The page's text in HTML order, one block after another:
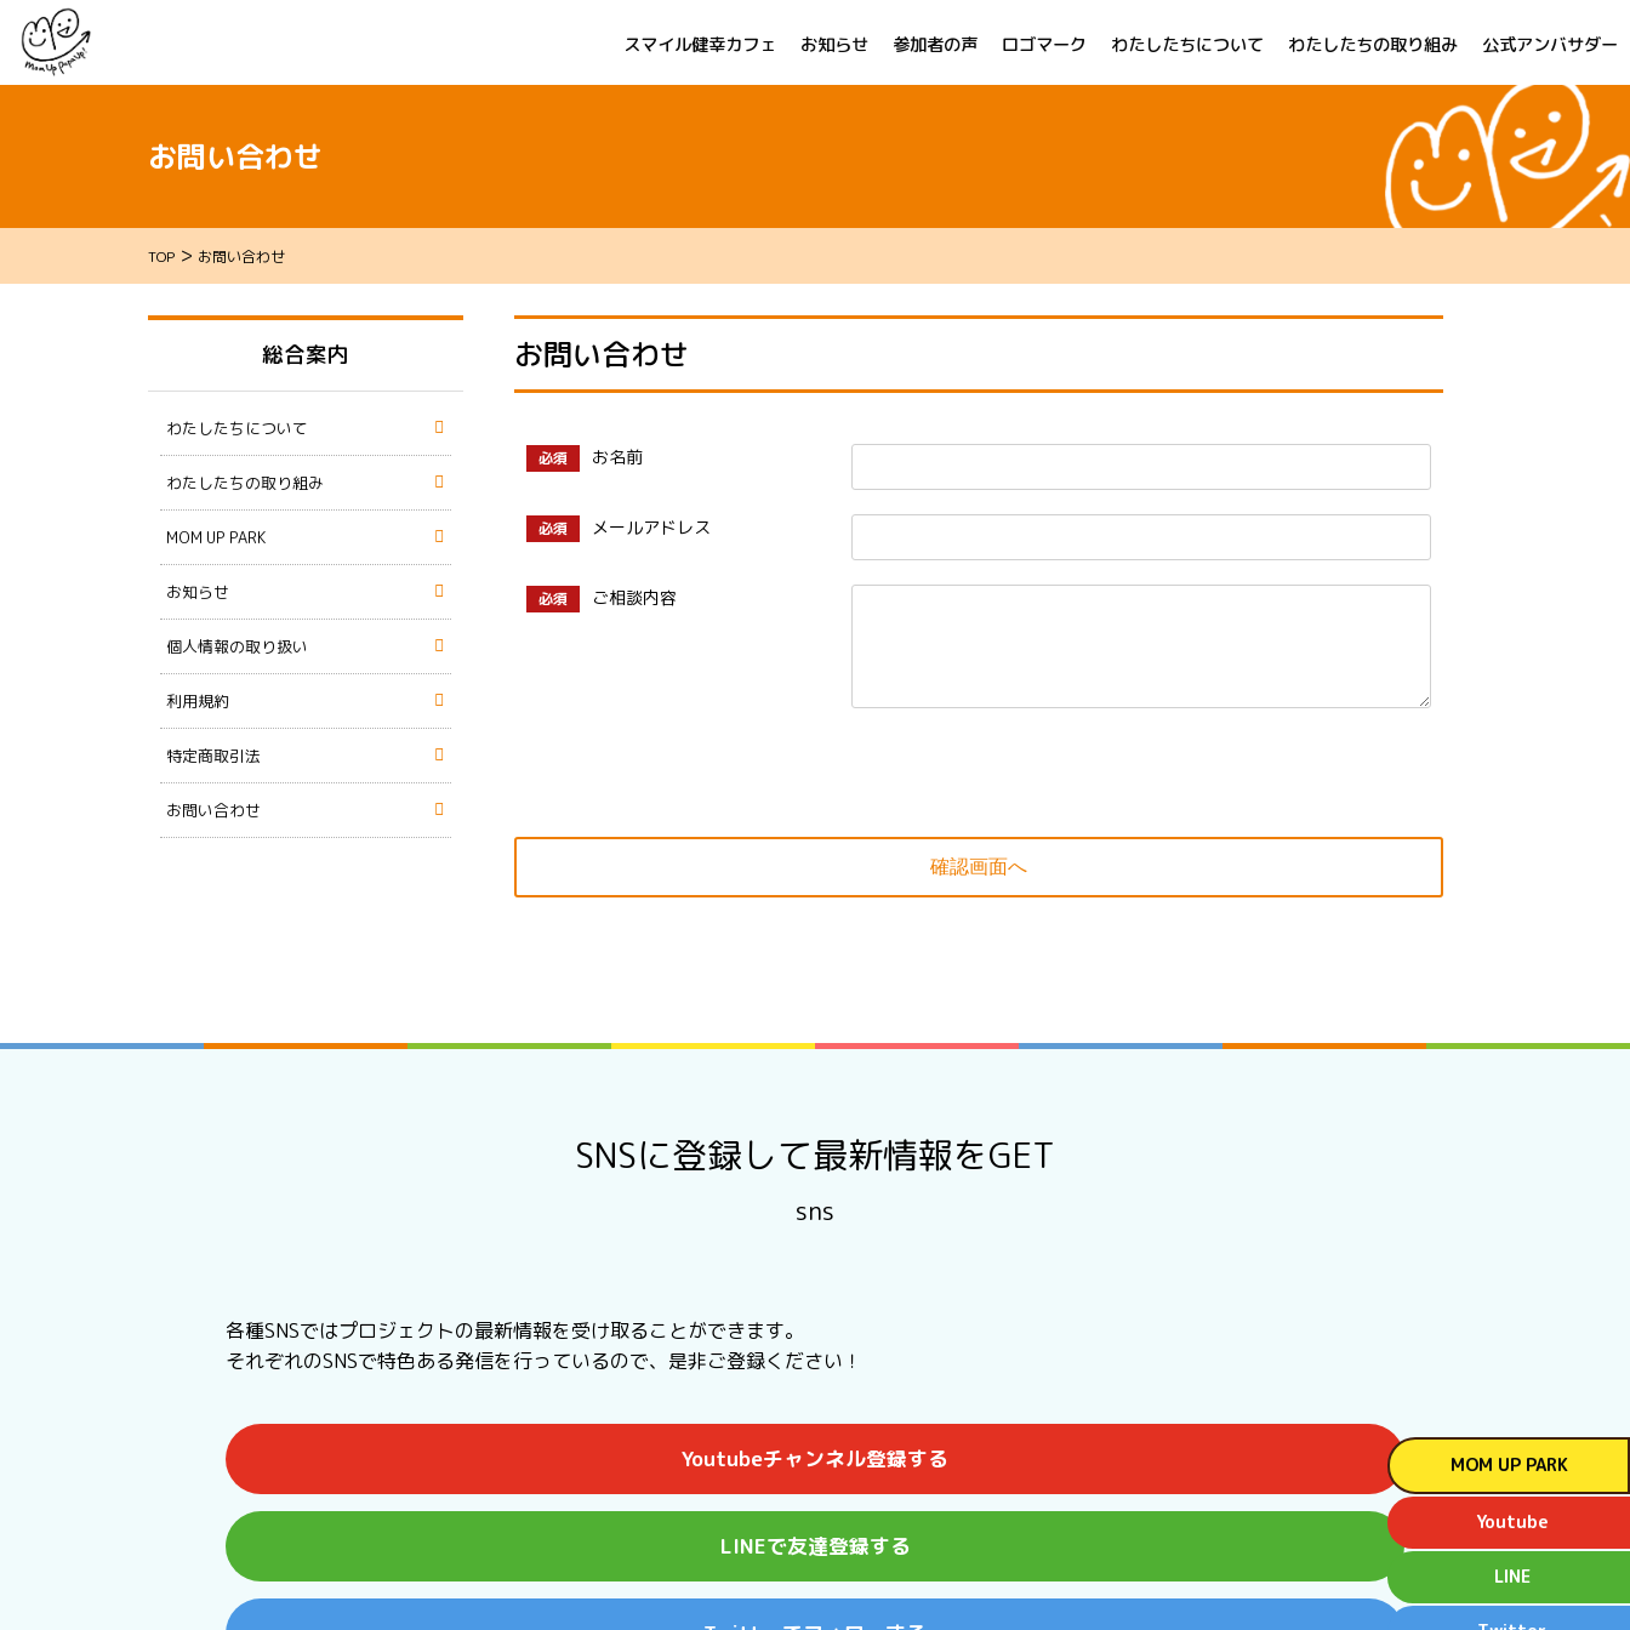
スマイル健幸カフェ お知らせ 参加者の声 ロゴマーク わたしたちについて わたしたちの取り組み 公式アンバサダー
お問い合わせ
TOP > お問い合わせ
お問い合わせ
必須 お名前
必須 メールアドレス
必須 ご相談内容
総合案内
わたしたちについて
わたしたちの取り組み
MOM UP PARK
お知らせ
個人情報の取り扱い
利用規約
特定商取引法
お問い合わせ
MOM UP PARK
Youtube
LINE
SNSに登録して最新情報をGET
sns
各種SNSではプロジェクトの最新情報を受け取ることができます。
それぞれのSNSで特色ある発信を行っているので、是非ご登録ください！
Youtubeチャンネル登録する
LINEで友達登録する